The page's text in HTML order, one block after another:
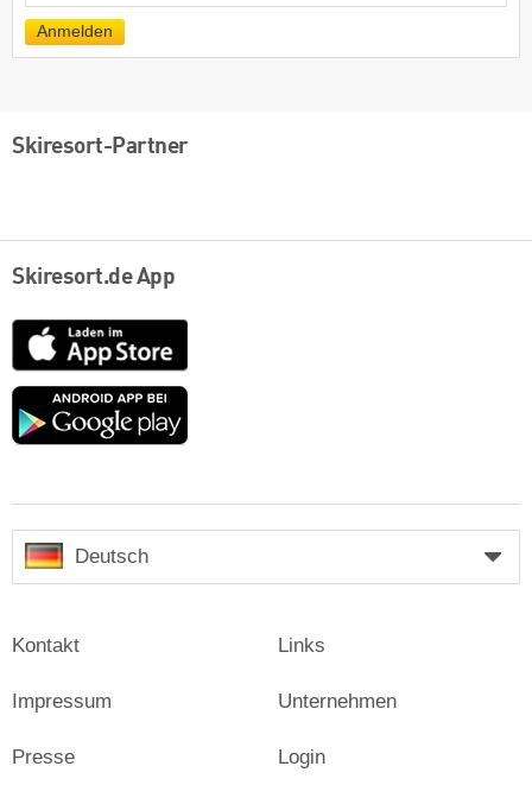
Anmelden
Skiresort-Partner
Skiresort.de App
App
Store
Google
Deutsch
Kontakt
Impressum
Presse
Links
Unternehmen
Login